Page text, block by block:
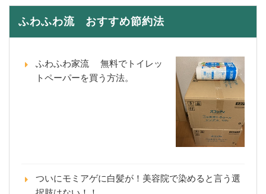
ふわふわ流 おすすめ節約法
ふわふわ家流 無料でトイレッ
トペーパーを買う方法。
ついにモミアゲに白髪が！美容院で染めると言う選